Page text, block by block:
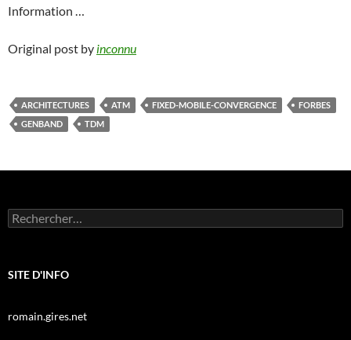
Information …
Original post by inconnu
ARCHITECTURES ATM FIXED-MOBILE-CONVERGENCE
FORBES
GENBAND
TDM
Rechercher :
SITE D'INFO
romain.gires.net